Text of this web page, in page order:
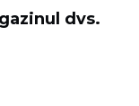
dvs.